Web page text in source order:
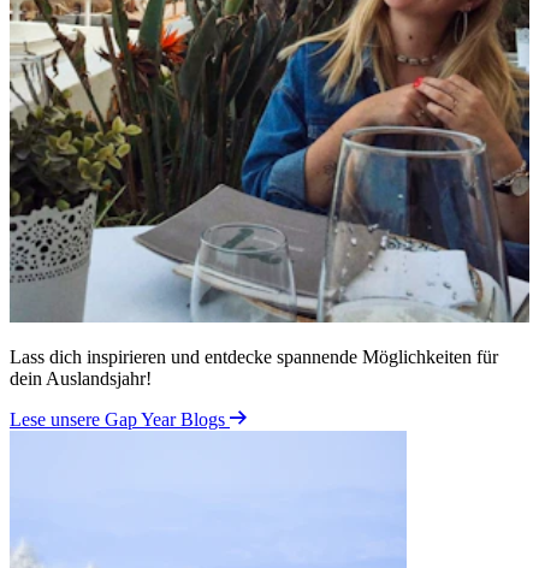
Lass dich inspirieren und entdecke spannende Möglichkeiten für
dein Auslandsjahr!
Lese unsere Gap Year Blogs